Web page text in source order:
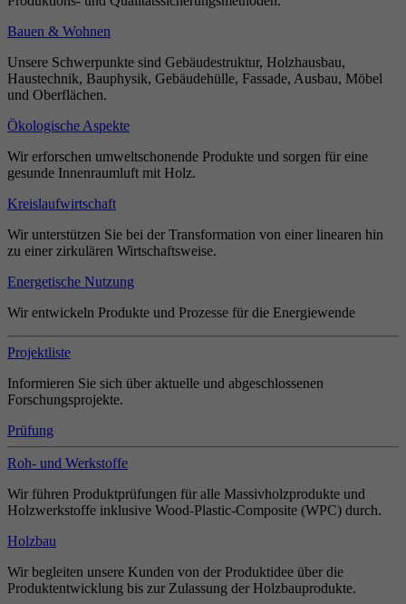
Bauen & Wohnen
Unsere Schwerpunkte sind Gebäudestruktur, Holzhausbau,
Haustechnik, Bauphysik, Gebäudehülle, Fassade, Ausbau, Möbel
und Oberflächen.
Ökologische Aspekte
Wir erforschen umweltschonende Produkte und sorgen für eine
gesunde Innenraumluft mit Holz.
Kreislaufwirtschaft
Wir unterstützen Sie bei der Transformation von einer linearen hin
zu einer zirkulären Wirtschaftsweise.
Energetische Nutzung
Wir entwickeln Produkte und Prozesse für die Energiewende
Projektliste
Informieren Sie sich über aktuelle und abgeschlossenen
Forschungsprojekte.
Prüfung
Roh- und Werkstoffe
Wir führen Produktprüfungen für alle Massivholzprodukte und
Holzwerkstoffe inklusive Wood-Plastic-Composite (WPC) durch.
Holzbau
Wir begleiten unsere Kunden von der Produktidee über die
Produktentwicklung bis zur Zulassung der Holzbauprodukte.